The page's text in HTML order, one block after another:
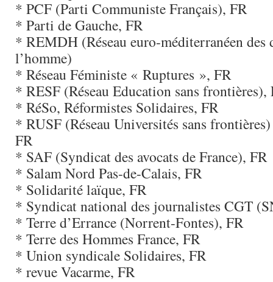
* PCF (Parti Communiste Français), FR
* Parti de Gauche, FR
* REMDH (Réseau euro-méditerranéen des
l’homme)
* Réseau Féministe « Ruptures », FR
* RESF (Réseau Education sans frontières),
* RéSo, Réformistes Solidaires, FR
* RUSF (Réseau Universités sans
FR
* SAF (Syndicat des avocats de France), FR
* Salam Nord Pas-de-Calais, FR
* Solidarité laïque, FR
* Syndicat national des journalistes CGT
* Terre d’Errance (Norrent-Fontes), FR
* Terre des Hommes France, FR
* Union syndicale Solidaires, FR
* revue Vacarme, FR